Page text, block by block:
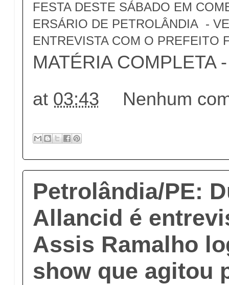
FESTA DESTE SÁBADO EM
ERSÁRIO DE PETROLÂNDIA -
ENTREVISTA COM O PREFEITO
MATÉRIA COMPLETA
at 03:43 Nenhum
Petrolândia/PE:
Allancid é
Assis Ramalho
show que agitou